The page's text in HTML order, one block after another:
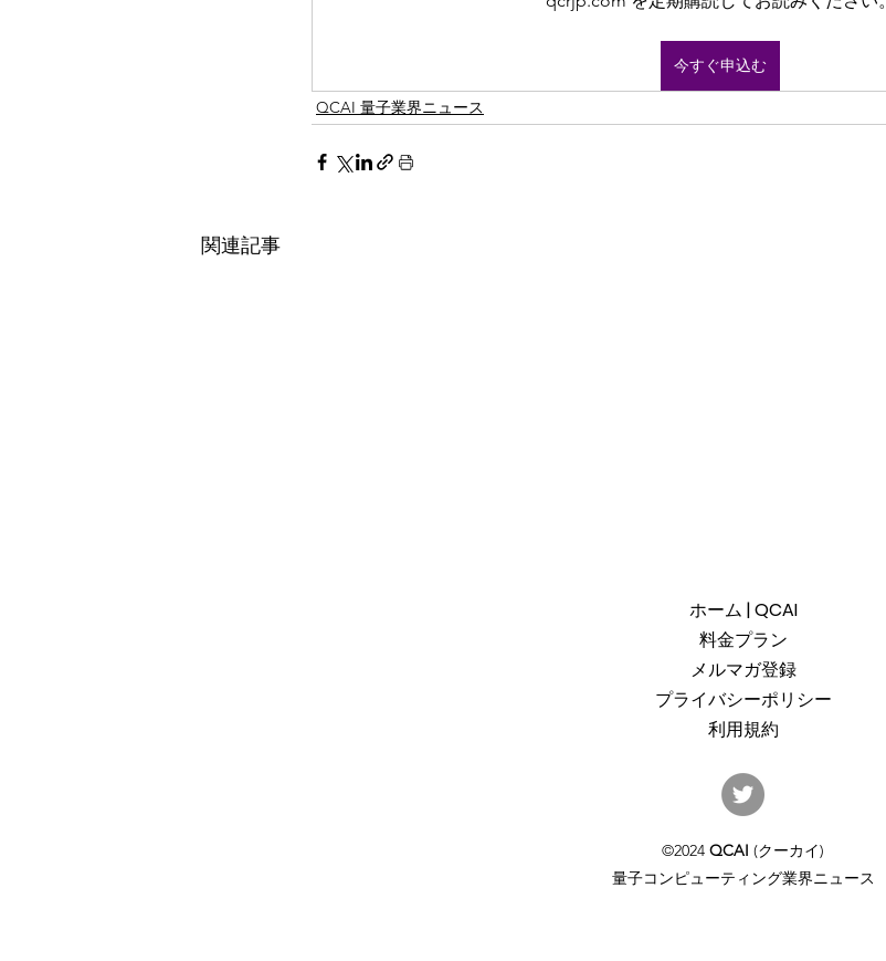
今すぐ申込む
QCAI 量子業界ニュース
関連記事
産総研のG-QuATに冷却原子
(中性原子)方式の米国QuEra社
億円（4,100万米ドル）。設置
するのは256量子ビットの第2
ホーム | QCAI
料金プラン
メルマガ登録
プライバシーポリシー
利用規約
©2024 QCAI (クーカイ)
量子コンピューティング業界ニュース